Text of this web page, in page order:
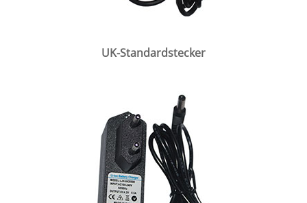
UK-Standardstecker